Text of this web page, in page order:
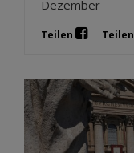
Dezember
Teilen Teilen